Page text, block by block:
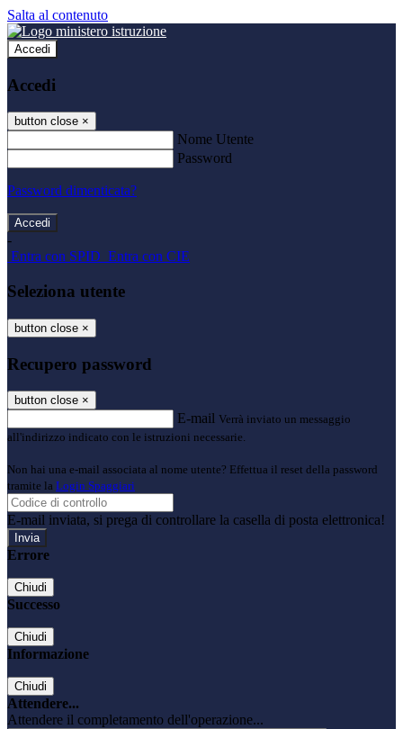
Salta al contenuto
Accedi
Accedi
button close ×
Nome Utente
Password
Password dimenticata?
-
Entra con SPID Entra con CIE
Seleziona utente
button close ×
Recupero password
button close ×
E-mail Verrà inviato un messaggio
all'indirizzo indicato con le istruzioni necessarie.
Non hai una e-mail associata al nome utente? Effettua il reset della password
tramite la Login Spaggiari
E-mail inviata, si prega di controllare la casella di posta elettronica!
Errore
Chiudi
Successo
Chiudi
Informazione
Chiudi
Attendere...
Attendere il completamento dell'operazione...